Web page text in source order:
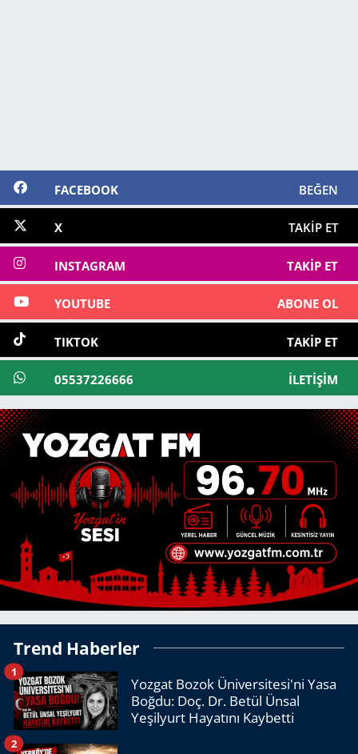
FACEBOOK BEĞEN
X TAKIP ET
INSTAGRAM TAKIP ET
YOUTUBE ABONE OL
TIKTOK TAKIP ET
05537226666 İLETIŞIM
Trend Haberler
Yozgat Bozok Üniversitesi'ni Yasa
Boğdu: Doç. Dr. Betül Ünsal
Yeşilyurt Hayatını Kaybetti
1
2